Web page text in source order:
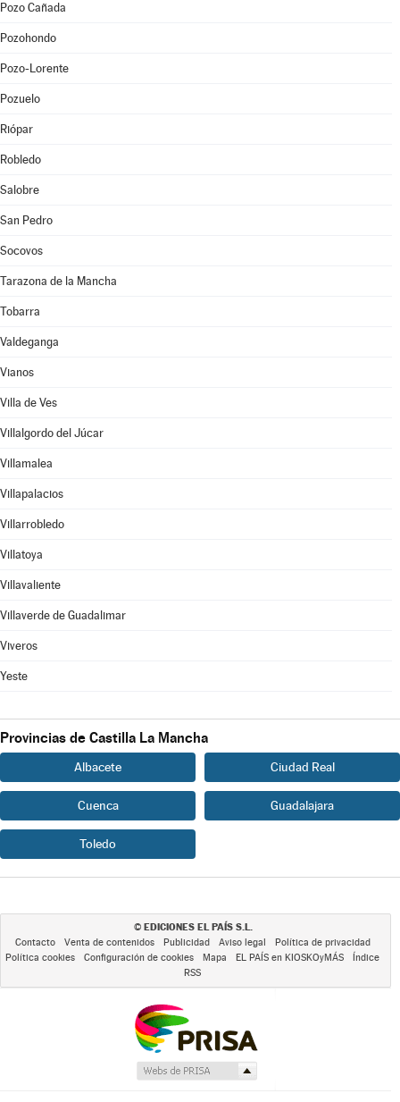
Pozo Cañada
Pozohondo
Pozo-Lorente
Pozuelo
Riópar
Robledo
Salobre
San Pedro
Socovos
Tarazona de la Mancha
Tobarra
Valdeganga
Vianos
Villa de Ves
Villalgordo del Júcar
Villamalea
Villapalacios
Villarrobledo
Villatoya
Villavaliente
Villaverde de Guadalimar
Viveros
Yeste
Provincias de Castilla La Mancha
Albacete Ciudad Real
Cuenca Guadalajara
Toledo
© EDICIONES EL PAÍS S.L.
Contacto Venta de contenidos Publicidad Aviso legal
Política de privacidad
Política cookies
Configuración de cookies Mapa EL PAÍS en KIOSKOyMÁS
Índice
RSS